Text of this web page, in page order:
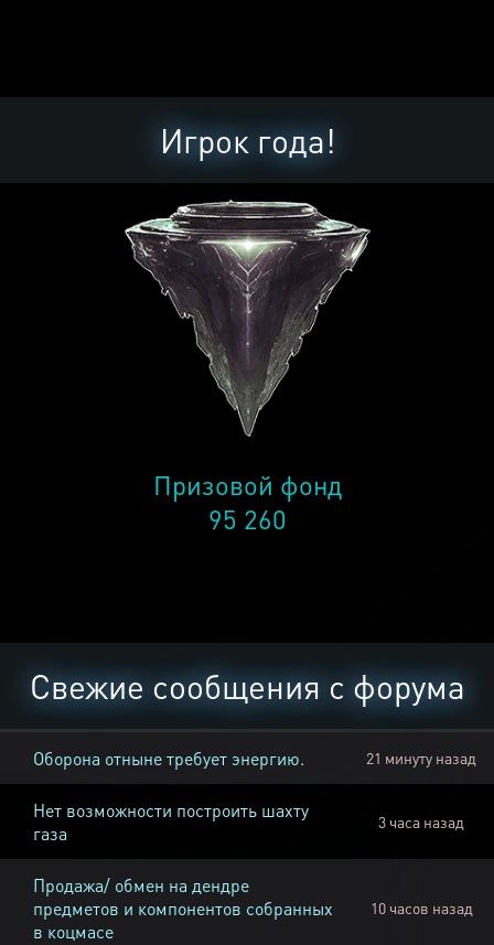
Игрок года!
Призовой фонд
95 260
Свежие сообщения с форума
Оборона отныне требует энергию. 21 минуту назад
Нет возможности построить шахту
газа
3 часа назад
Продажа/ обмен на дендре
предметов и компонентов собранных
в коцмасе
10 часов назад